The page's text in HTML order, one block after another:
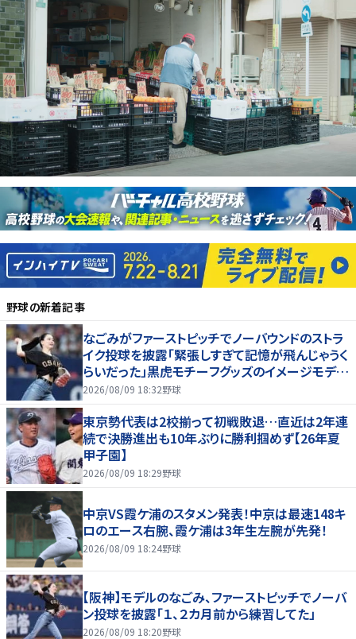
野球の新着記事
なごみがファーストピッチでノーバウンドのストラ
イク投球を披露「緊張しすぎて記憶が飛んじゃうく
らいだった」黒虎モチーフグッズのイメージモデル
を務める
2026/08/09 18:32野球
東京勢代表は2校揃って初戦敗退…直近は2年連
続で決勝進出も10年ぶりに勝利掴めず【26年夏
甲子園】
2026/08/09 18:29野球
中京VS霞ケ浦のスタメン発表！中京は最速148キ
ロのエース右腕、霞ケ浦は3年生左腕が先発！
2026/08/09 18:24野球
【阪神】モデルのなごみ、ファーストピッチでノーバ
ン投球を披露「１、２カ月前から練習してた」
2026/08/09 18:20野球